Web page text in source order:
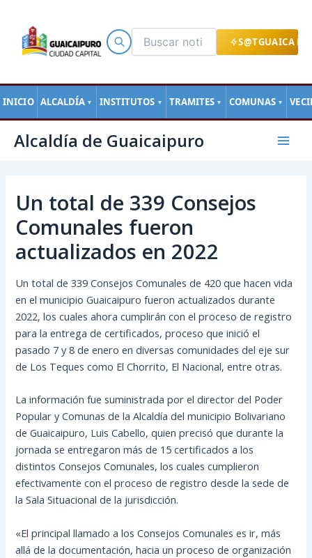
S@TGUAICA
INICIO ALCALDÍA ▼ INSTITUTOS ▼ TRAMITES ▼ COMUNAS ▼
contenido
Alcaldía de Guaicaipuro
Main
Un total de 339 Consejos
Comunales fueron
actualizados en 2022
Un total de 339 Consejos Comunales de 420 que hacen vida
en el municipio Guaicaipuro fueron actualizados durante
2022, los cuales ahora cumplirán con el proceso de registro
para la entrega de certificados, proceso que inició el
pasado 7 y 8 de enero en diversas comunidades del eje sur
de Los Teques como El Chorrito, El Nacional, entre otras.
La información fue suministrada por el director del Poder
Popular y Comunasde la Alcaldía del municipio Bolivariano
de Guaicaipuro, Luis Cabello, quien precisó que durante la
jornada se entregaron más de 15 certificados a los
distintos Consejos Comunales, los cuales cumplieron
efectivamente con el proceso de registro desde la sede de
la Sala Situacional de la jurisdicción.
«El principal llamado a los Consejos Comunales es ir, más
allá de la documentación, hacia un proceso de organización
de